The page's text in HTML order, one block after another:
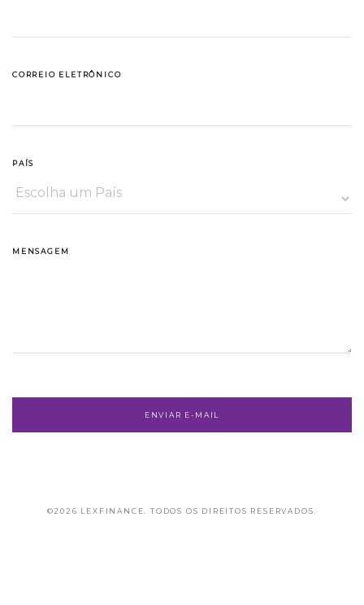
CORREIO ELETRÔNICO
PAÍS
MENSAGEM
©2026 LEXFINANCE. TODOS OS DIREITOS RESERVADOS.